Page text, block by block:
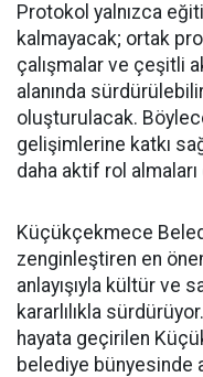
Protokol yalnızca
kalmayacak; ortak
çalışmalar ve çeşitli
alanında
oluşturulacak.
gelişimlerine katkı
daha aktif rol
Küçükçekmece
zenginleştiren en
anlayışıyla kültür ve
kararlılıkla
hayata geçirilen
belediye